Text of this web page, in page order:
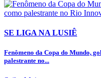
SE LIGA NA LUSIÊ
Fenômeno da Copa do Mundo,
palestrante no...